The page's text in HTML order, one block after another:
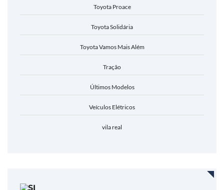
Toyota Proace
Toyota Solidária
Toyota Vamos Mais Além
Tração
Últimos Modelos
Veículos Elétricos
vila real